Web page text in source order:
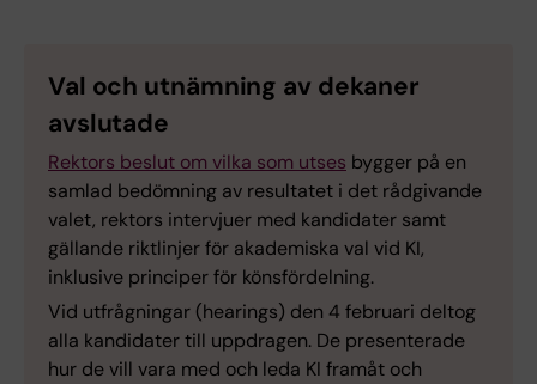
Val och utnämning av dekaner
avslutade
Rektors beslut om vilka som utses bygger på en
samlad bedömning av resultatet i det rådgivande
valet, rektors intervjuer med kandidater samt
gällande riktlinjer för akademiska val vid KI,
inklusive principer för könsfördelning.
Vid utfrågningar (hearings) den 4 februari deltog
alla kandidater till uppdragen. De presenterade
hur de vill vara med och leda KI framåt och